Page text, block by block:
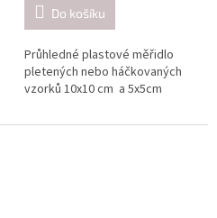
Do košíku
Průhledné plastové měřidlo
pletených nebo háčkovaných
vzorků 10x10 cm a 5x5cm